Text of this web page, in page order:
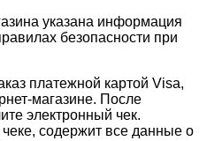
указана информация
безопасности при
платежной картой Visa,
магазине. После
электронный чек.
содержит все данные о